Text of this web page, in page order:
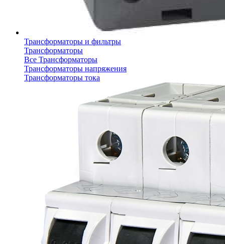
Трансформаторы и фильтры
Трансформаторы
Все Трансформаторы
Трансформаторы напряжения
Трансформаторы тока